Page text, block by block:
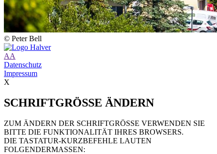
© Peter Bell
AA
Datenschutz
Impressum
X
SCHRIFTGRÖSSE ÄNDERN
ZUM ÄNDERN DER SCHRIFTGRÖSSE VERWENDEN SIE
BITTE DIE FUNKTIONALITÄT IHRES BROWSERS.
DIE TASTATUR-KURZBEFEHLE LAUTEN
FOLGENDERMASSEN: